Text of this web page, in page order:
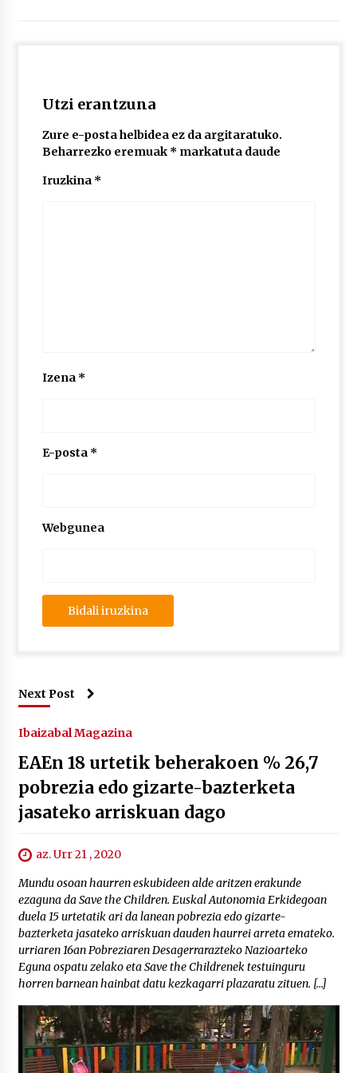
Utzi erantzuna
Zure e-posta helbidea ez da argitaratuko.
Beharrezko eremuak * markatuta daude
Iruzkina *
Izena *
E-posta *
Webgunea
Next Post
Ibaizabal Magazina
EAEn 18 urtetik beherakoen % 26,7
pobrezia edo gizarte-bazterketa
jasateko arriskuan dago
az. Urr 21 , 2020
Mundu osoan haurren eskubideen alde aritzen erakunde
ezaguna da Save the Children. Euskal Autonomia Erkidegoan
duela 15 urtetatik ari da lanean pobrezia edo gizarte-
bazterketa jasateko arriskuan dauden haurrei arreta emateko.
urriaren 16an Pobreziaren Desagerrarazteko Nazioarteko
Eguna ospatu zelako eta Save the Childrenek testuinguru
horren barnean hainbat datu kezkagarri plazaratu zituen. […]